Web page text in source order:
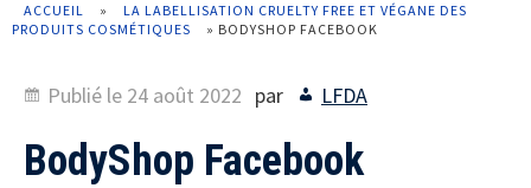
ACCUEIL »
LA LABELLISATION CRUELTY FREE ET VÉGANE DES
PRODUITS COSMÉTIQUES
» BODYSHOP FACEBOOK
Publié le 24 août 2022 par LFDA
BodyShop Facebook